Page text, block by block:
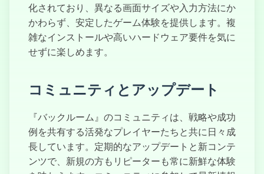
化されており、異なる画面サイズや入力方法にか
かわらず、安定したゲーム体験を提供します。複
雑なインストールや高いハードウェア要件を気に
せずに楽しめます。
コミュニティとアップデート
『バックルーム』のコミュニティは、戦略や成功
例を共有する活発なプレイヤーたちと共に日々成
長しています。定期的なアップデートと新コンテ
ンツで、新規の方もリピーターも常に新鮮な体験